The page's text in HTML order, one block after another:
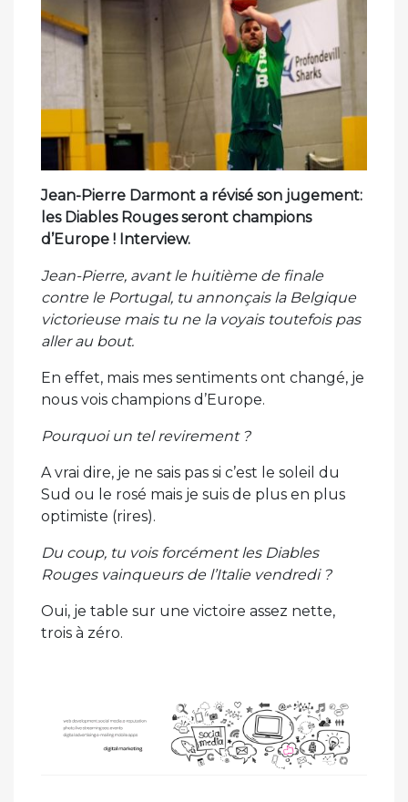
Jean-Pierre Darmont a révisé son jugement:
les Diables Rouges seront champions
d’Europe ! Interview.
Jean-Pierre, avant le huitième de finale
contre le Portugal, tu annonçais la Belgique
victorieuse mais tu ne la voyais toutefois pas
aller au bout.
En effet, mais mes sentiments ont changé, je
nous vois champions d’Europe.
Pourquoi un tel revirement ?
A vrai dire, je ne sais pas si c’est le soleil du
Sud ou le rosé mais je suis de plus en plus
optimiste (rires).
Du coup, tu vois forcément les Diables
Rouges vainqueurs de l’Italie vendredi ?
Oui, je table sur une victoire assez nette,
trois à zéro.